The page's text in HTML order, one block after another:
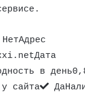
в
сайта